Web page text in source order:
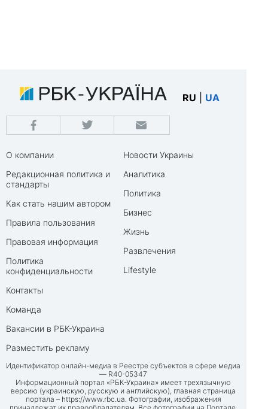
RU UA
О компании
Редакционная политика и
стандарты
Как стать нашим автором
Правила пользования
Правовая информация
Политика
конфиденциальности
Контакты
Команда
Вакансии в РБК-Украина
Разместить рекламу
Новости Украины
Аналитика
Политика
Бизнес
Жизнь
Развлечения
Lifestyle
Идентификатор онлайн-медиа в Реестре субъектов в сфере медиа
— R40-05347
Информационный портал «РБК-Украина» имеет трехязычную
версию (украинскую, русскую и английскую), главная страница
портала – https://www.rbc.ua. Фотографии, изображения